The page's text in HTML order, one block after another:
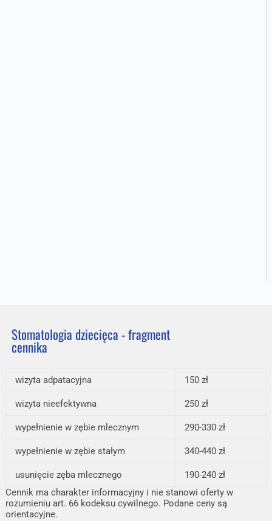
Stomatologia dziecięca - fragment
cennika
wizyta adpatacyjna 150 zł
wizyta nieefektywna 250 zł
wypełnienie w zębie mlecznym 290-330 zł
wypełnienie w zębie stałym 340-440 zł
usunięcie zęba mlecznego
190-240 zł
Cennik ma charakter informacyjny i nie stanowi oferty w
rozumieniu art. 66 kodeksu cywilnego. Podane ceny są
orientacyjne.